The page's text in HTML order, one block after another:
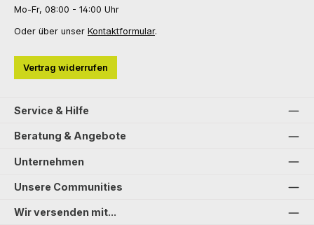
Mo-Fr, 08:00 - 14:00 Uhr
Oder über unser Kontaktformular.
Vertrag widerrufen
Service & Hilfe
Beratung & Angebote
Unternehmen
Unsere Communities
Wir versenden mit...